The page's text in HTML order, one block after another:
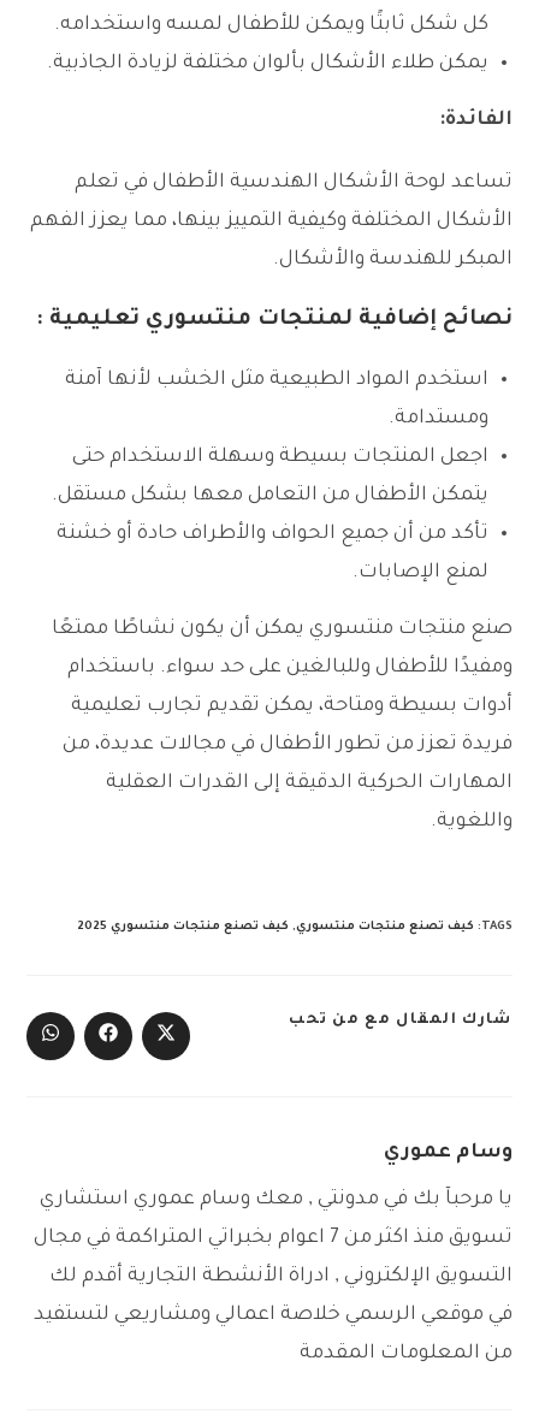
كل شكل ثابتًا ويمكن للأطفال لمسه واستخدامه.
يمكن طلاء الأشكال بألوان مختلفة لزيادة الجاذبية.
الفائدة:
تساعد لوحة الأشكال الهندسية الأطفال في تعلم
الأشكال المختلفة وكيفية التمييز بينها، مما يعزز الفهم
المبكر للهندسة والأشكال.
نصائح إضافية لمنتجات منتسوري تعليمية :
استخدم المواد الطبيعية مثل الخشب لأنها آمنة
ومستدامة.
اجعل المنتجات بسيطة وسهلة الاستخدام حتى
يتمكن الأطفال من التعامل معها بشكل مستقل.
تأكد من أن جميع الحواف والأطراف حادة أو خشنة
لمنع الإصابات.
صنع منتجات منتسوري يمكن أن يكون نشاطًا ممتعًا
ومفيدًا للأطفال وللبالغين على حد سواء. باستخدام
أدوات بسيطة ومتاحة، يمكن تقديم تجارب تعليمية
فريدة تعزز من تطور الأطفال في مجالات عديدة، من
المهارات الحركية الدقيقة إلى القدرات العقلية
واللغوية.
TAGS
: كيف تصنع منتجات منتسوري, كيف تصنع منتجات منتسوري 2025
شارك المقال مع من تحبSHARE
Opens
in
Opens
in
Opens
in
وسام عموري
يا مرحبآ بك في مدونتي , معك وسام عموري استشاري
تسويق منذ اكثر من 7 اعوام بخبراتي المتراكمة في مجال
التسويق الإلكتروني , ادراة الأنشطة التجارية أقدم لك
في موقعي الرسمي خلاصة اعمالي ومشاريعي لتستفيد
من المعلومات المقدمة